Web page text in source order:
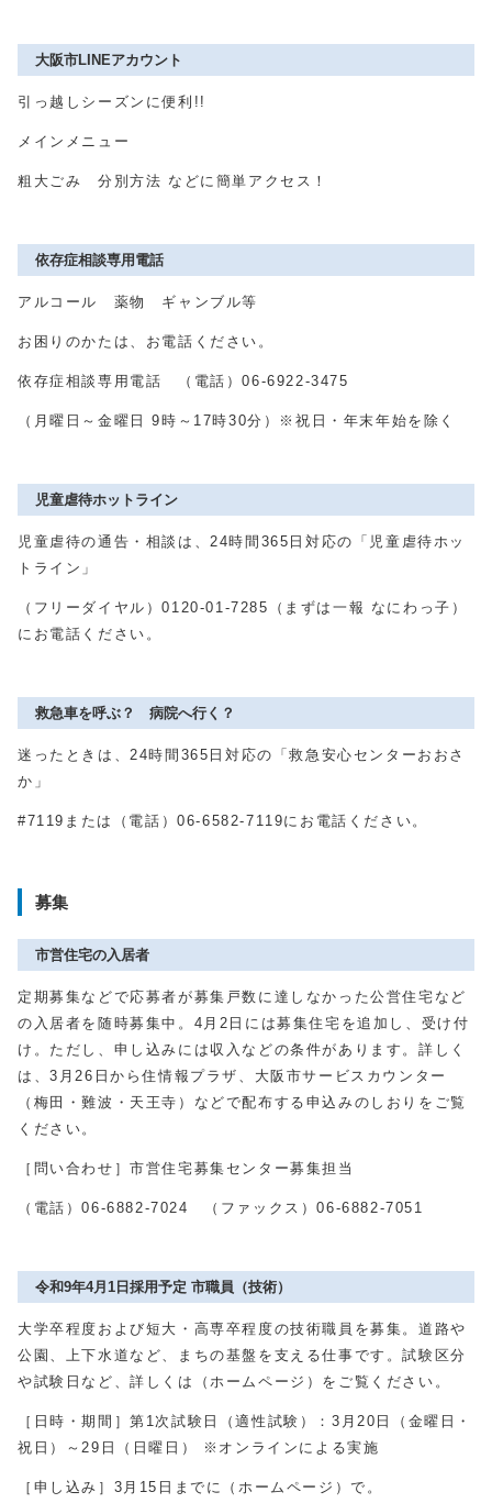
大阪市LINEアカウント
引っ越しシーズンに便利 !!
メインメニュー
粗大ごみ 分別方法 などに簡単アクセス！
依存症相談専用電話
アルコール 薬物 ギャンブル等
お困りのかたは、お電話ください。
依存症相談専用電話 （電話）06-6922-3475
（月曜日～金曜日9 時～ 17時30分）※祝日・年末年始を除く
児童虐待ホットライン
児童虐待の通告・相談は、24時間 365 日対応の「児童虐待ホッ
トライン」
（フリーダイヤル）0120-01-7285
（まずは一報 なにわっ子）
にお電話ください。
救急車を呼ぶ？ 病院へ行く？
迷ったときは、24時間 365 日対応の「救急安心センターおおさ
か」
#7119または（電話）06-6582-7119にお電話ください。
募集
市営住宅の入居者
定期募集などで応募者が募集戸数に達しなかった公営住宅など
の入居者を随時募集中。 4 月 2 日には募集住宅を追加し、受け付
け。ただし、申し込みには収入などの条件があります。詳しく
は、3 月26 日から住情報プラザ、大阪市サービスカウンター
（梅田・難波・天王寺）などで配布する申込みのしおりをご覧
ください。
［問い合わせ］市営住宅募集センター募集担当
（電話）06-6882-7024 （ファックス）06-6882-7051
令和9年4月1日採用予定 市職員（技術）
大学卒程度および短大・高専卒程度の技術職員を募集。道路や
公園、上下水道など、まちの基盤を支える仕事です。試験区分
や試験日など、詳しくは（ホームページ）をご覧ください。
［日時・期間］第 1次試験日（適性試験）：3 月20 日（金曜日・
祝日）～29 日（日曜日） ※オンラインによる実施
［申し込み］ 3 月 15 日までに（ホームページ）で。